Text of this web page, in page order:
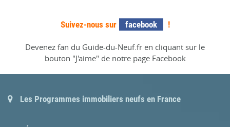
Suivez-nous sur facebook !
Devenez fan du Guide-du-Neuf.fr en cliquant sur le
bouton "J'aime" de notre page Facebook
Les Programmes immobiliers neufs en France